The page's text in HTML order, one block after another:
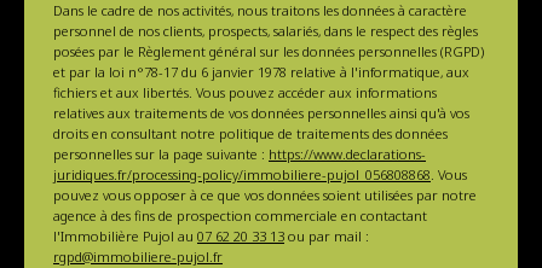
Dans le cadre de nos activités, nous traitons les données à caractère
personnel de nos clients, prospects, salariés, dans le respect des règles
posées par le Règlement général sur les données personnelles (RGPD)
et par la loi n°78-17 du 6 janvier 1978 relative à l'informatique, aux
fichiers et aux libertés. Vous pouvez accéder aux informations
relatives aux traitements de vos données personnelles ainsi qu'à vos
droits en consultant notre politique de traitements des données
personnelles sur la page suivante : https://www.declarations-
juridiques.fr/processing-policy/immobiliere-pujol_056808868. Vous
pouvez vous opposer à ce que vos données soient utilisées par notre
agence à des fins de prospection commerciale en contactant
l'Immobilière Pujol au 07 62 20 33 13 ou par mail :
rgpd@immobiliere-pujol.fr